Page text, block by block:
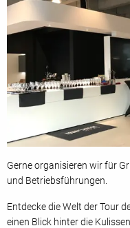
Gerne organisieren wir für
und Betriebsführungen.
Entdecke die Welt der Tour
einen Blick hinter die